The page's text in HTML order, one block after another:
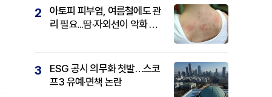
2
아토피 피부염, 여름철에도 관
리 필요...땀·자외선이 악화 요
3
ESG 공시 의무화 첫발…스코
프3 유예·면책 논란